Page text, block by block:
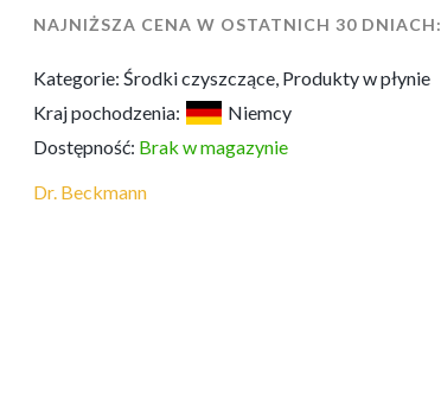
NAJNIŻSZA CENA W OSTATNICH 30 DNIACH:
Kategorie: Środki czyszczące, Produkty w płynie
Kraj pochodzenia:
Niemcy
Dostępność: Brak w magazynie
Dr. Beckmann